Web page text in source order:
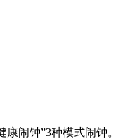
闹钟”3种模式闹钟